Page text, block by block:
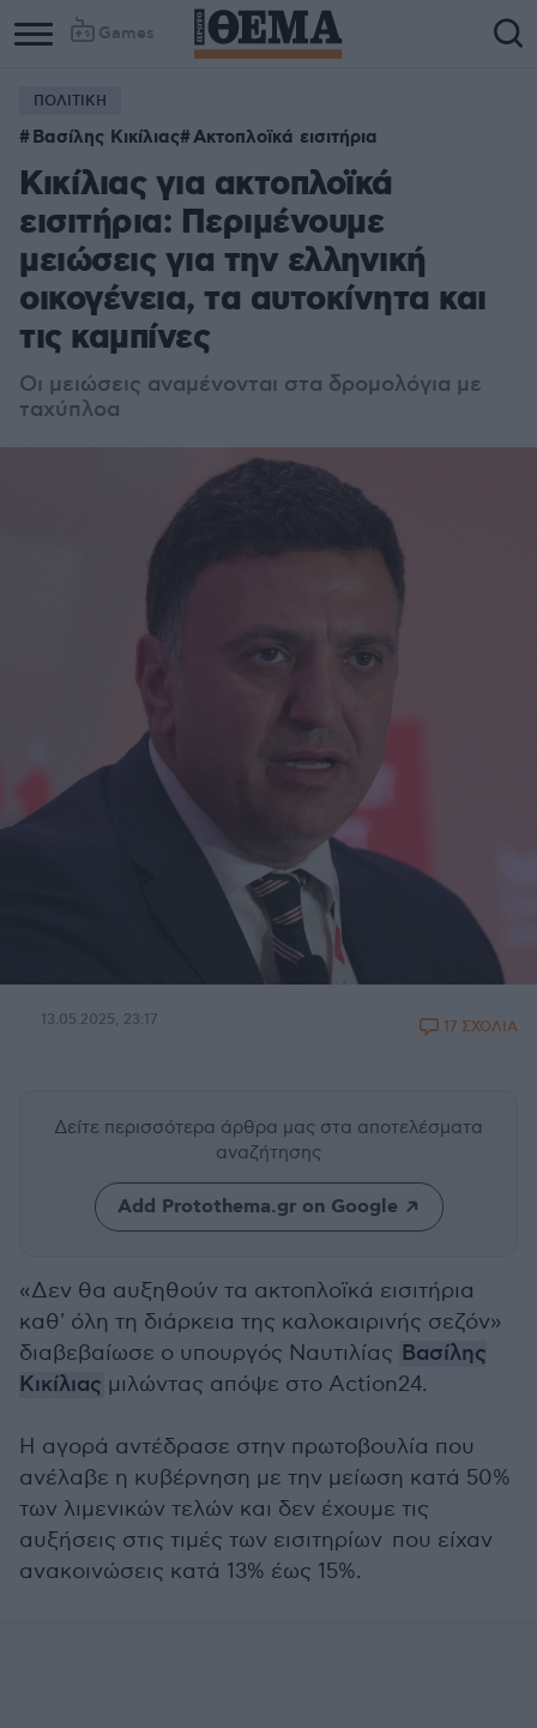
Games
ΠΟΛΙΤΙΚΗ
Βασίλης Κικίλιας Ακτοπλοϊκά εισιτήρια
Κικίλιας για ακτοπλοϊκά
εισιτήρια: Περιμένουμε
μειώσεις για την ελληνική
οικογένεια, τα αυτοκίνητα και
τις καμπίνες
Οι μειώσεις αναμένονται στα δρομολόγια με
ταχύπλοα
13.05.2025, 23:17 17 ΣΧΟΛΙΑ
Δείτε περισσότερα άρθρα μας στα αποτελέσματα
αναζήτησης
Add Protothema.gr on Google
«Δεν θα αυξηθούν τα ακτοπλοϊκά εισιτήρια
καθ' όλη τη διάρκεια της καλοκαιρινής σεζόν»
διαβεβαίωσε ο υπουργός Ναυτιλίας Βασίλης
Κικίλιας μιλώντας απόψε στο Action24.
Η αγορά αντέδρασε στην πρωτοβουλία που
ανέλαβε η κυβέρνηση με την μείωση κατά 50%
των λιμενικών τελών και δεν έχουμε τις
αυξήσεις στις τιμές των εισιτηρίων που είχαν
ανακοινώσεις κατά 13% έως 15%.